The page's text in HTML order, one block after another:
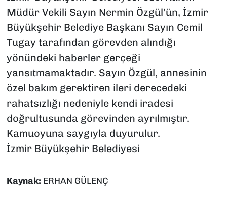
Müdür Vekili Sayın Nermin Özgül’ün, İzmir
Büyükşehir Belediye Başkanı Sayın Cemil
Tugay tarafından görevden alındığı
yönündeki haberler gerçeği
yansıtmamaktadır. Sayın Özgül, annesinin
özel bakım gerektiren ileri derecedeki
rahatsızlığı nedeniyle kendi iradesi
doğrultusunda görevinden ayrılmıştır.
Kamuoyuna saygıyla duyurulur.
İzmir Büyükşehir Belediyesi
Kaynak: ERHAN GÜLENÇ